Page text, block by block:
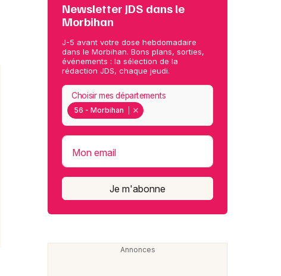
Newsletter JDS dans le
Morbihan
J-5 avant votre dose hebdomadaire
dans le Morbihan. Bons plans, sorties,
événements : la sélection de la
rédaction JDS, chaque jeudi.
56 - Morbihan
Choisir mes départements
Mon email
Je m'abonne